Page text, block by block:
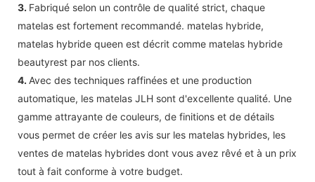
3. Fabriqué selon un contrôle de qualité strict, chaque
matelas est fortement recommandé. matelas hybride,
matelas hybride queen est décrit comme matelas hybride
beautyrest par nos clients.
4. Avec des techniques raffinées et une production
automatique, les matelas JLH sont d'excellente qualité. Une
gamme attrayante de couleurs, de finitions et de détails
vous permet de créer les avis sur les matelas hybrides, les
ventes de matelas hybrides dont vous avez rêvé et à un prix
tout à fait conforme à votre budget.